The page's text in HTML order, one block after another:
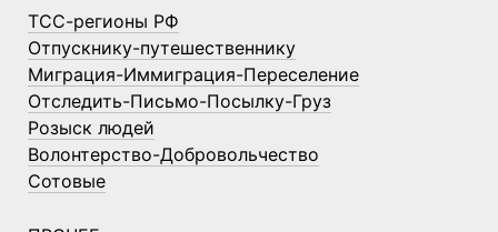
ТСС-регионы РФ
Отпускнику-путешественнику
Миграция-Иммиграция-Переселение
Отследить-Письмо-Посылку-Груз
Розыск людей
Волонтерство-Добровольчество
Сотовые